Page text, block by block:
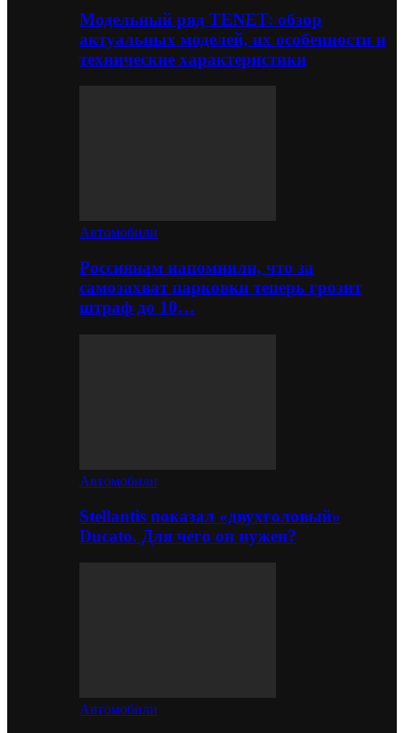
Модельный ряд TENET: обзор
актуальных моделей, их особенности и
технические характеристики
Автомобили
Россиянам напомнили, что за
самозахват парковки теперь грозит
штраф до 10…
Автомобили
Stellantis показал «двухголовый»
Ducato. Для чего он нужен?
Автомобили